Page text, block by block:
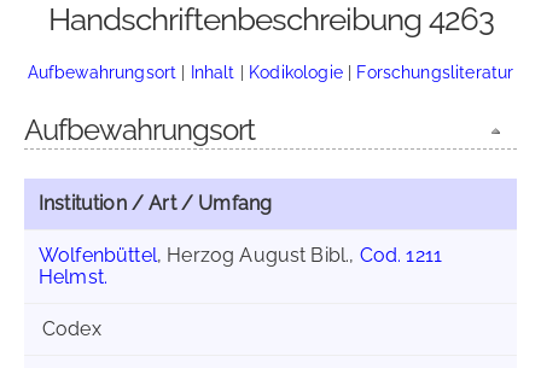
Handschriftenbeschreibung 4263
Aufbewahrungsort | Inhalt | Kodikologie| Forschungsliteratur
Aufbewahrungsort
Institution / Art / Umfang
Wolfenbüttel, Herzog August Bibl., Cod. 1211
Helmst.
Codex